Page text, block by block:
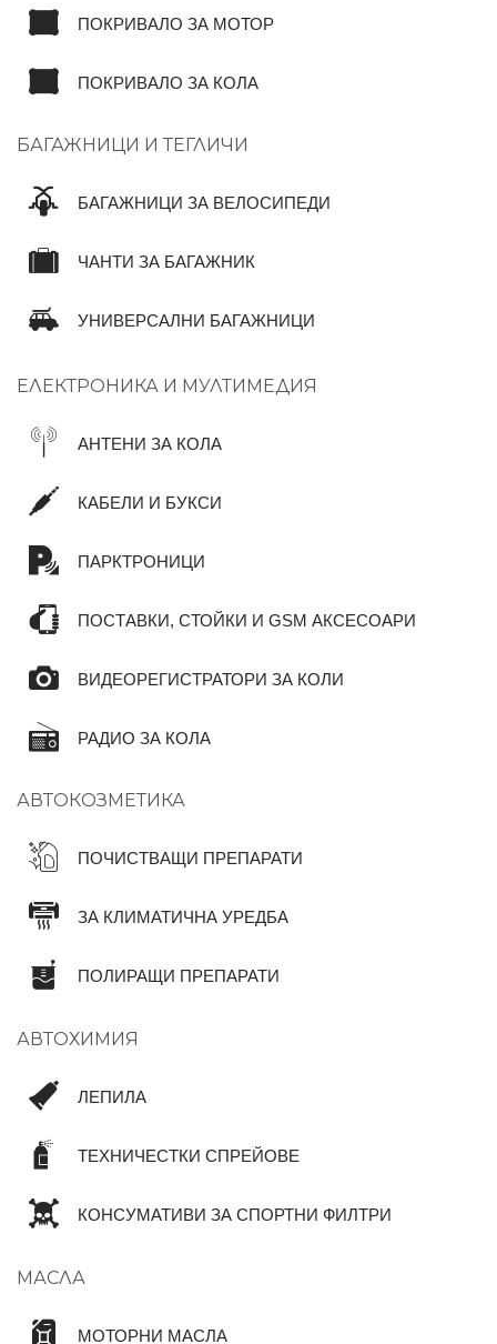
ПОКРИВАЛО ЗА МОТОР
ПОКРИВАЛО ЗА КОЛА
БАГАЖНИЦИ И ТЕГЛИЧИ
БАГАЖНИЦИ ЗА ВЕЛОСИПЕДИ
ЧАНТИ ЗА БАГАЖНИК
УНИВЕРСАЛНИ БАГАЖНИЦИ
ЕЛЕКТРОНИКА И МУЛТИМЕДИЯ
АНТЕНИ ЗА КОЛА
КАБЕЛИ И БУКСИ
ПАРКТРОНИЦИ
ПОСТАВКИ, СТОЙКИ И GSM АКСЕСОАРИ
ВИДЕОРЕГИСТРАТОРИ ЗА КОЛИ
РАДИО ЗА КОЛА
АВТОКОЗМЕТИКА
ПОЧИСТВАЩИ ПРЕПАРАТИ
ЗА КЛИМАТИЧНА УРЕДБА
ПОЛИРАЩИ ПРЕПАРАТИ
АВТОХИМИЯ
ЛЕПИЛА
ТЕХНИЧЕСТКИ СПРЕЙОВЕ
КОНСУМАТИВИ ЗА СПОРТНИ ФИЛТРИ
МАСЛА
МОТОРНИ МАСЛА